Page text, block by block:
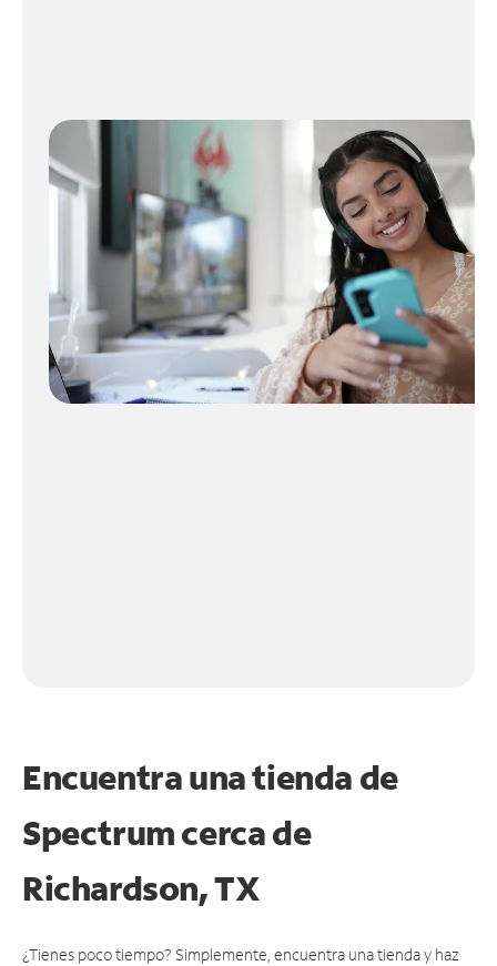
Encuentra una tienda de
Spectrumcerca de
Richardson, TX
¿Tienes poco tiempo? Simplemente, encuentra una tienda y haz